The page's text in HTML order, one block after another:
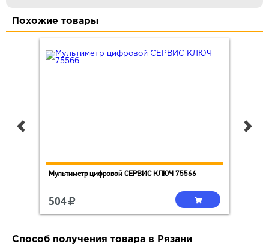
Похожие товары
Мультиметр цифровой СЕРВИС КЛЮЧ 75566
504
Способ получения товара в Рязани